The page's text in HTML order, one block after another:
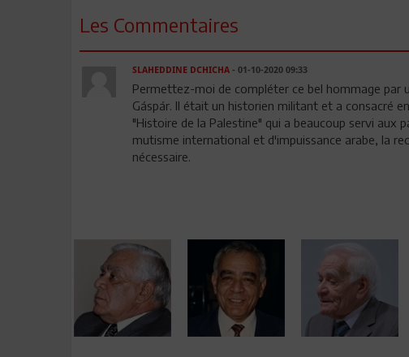
Les Commentaires
SLAHEDDINE DCHICHA - 01-10-2020 09:33
Permettez-moi de compléter ce bel hommage par
Gáspár. Il était un historien militant et a consacré
"Histoire de la Palestine" qui a beaucoup servi aux
mutisme international et d'impuissance arabe, la
nécessaire.